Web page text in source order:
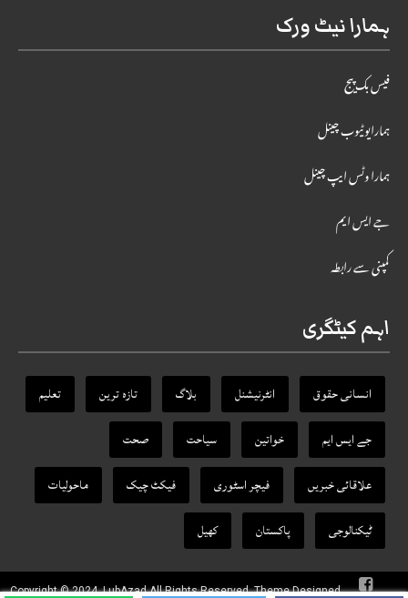
ہمارا نیٹ ورک
فیس بک پیج
ہمارایوٹیوب چینل
ہمارا وٹس ایپ چینل
جے ایس ایم
کمپنی سے رابطہ
اہم کیٹگری
انسانی حقوق انٹرنیشنل بلاگ تازہ ترین
تعلیم
جے ایس ایم
خواتین سیاحت
صحت
علاقائی خبریں
فیچر اسٹوری فیکٹ‌ چیک
ماحولیات
ٹیکنالوجی
پاکستان کھیل
Copyright © 2024, LubAzad All Rights Reserved. Theme Designed